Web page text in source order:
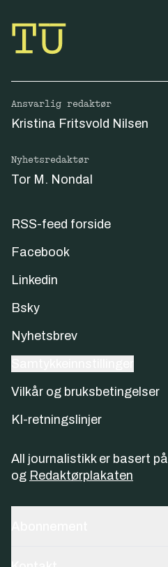
Ansvarlig redaktør
Kristina Fritsvold Nilsen
Nyhetsredaktør
Tor M. Nondal
RSS-feed forside
Facebook
Linkedin
Bsky
Nyhetsbrev
Vilkår og bruksbetingelser
KI-retningslinjer
All journalistikk er basert på
og Redaktørplakaten